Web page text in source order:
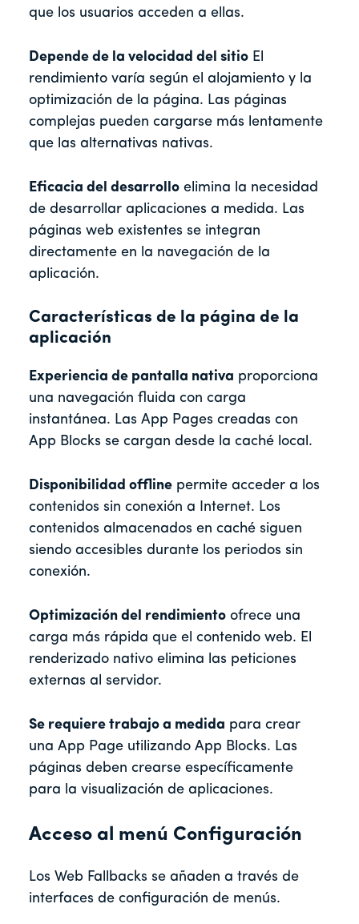
que los usuarios acceden a ellas.
Depende de la velocidad del sitio El
rendimiento varía según el alojamiento y la
optimización de la página. Las páginas
complejas pueden cargarse más lentamente
que las alternativas nativas.
Eficacia del desarrollo elimina la necesidad
de desarrollar aplicaciones a medida. Las
páginas web existentes se integran
directamente en la navegación de la
aplicación.
Características de la página de la
aplicación
Experiencia de pantalla nativa proporciona
una navegación fluida con carga
instantánea. Las App Pages creadas con
App Blocks se cargan desde la caché local.
Disponibilidad offline permite acceder a los
contenidos sin conexión a Internet. Los
contenidos almacenados en caché siguen
siendo accesibles durante los periodos sin
conexión.
Optimización del rendimiento ofrece una
carga más rápida que el contenido web. El
renderizado nativo elimina las peticiones
externas al servidor.
Se requiere trabajo a medida para crear
una App Page utilizando App Blocks. Las
páginas deben crearse específicamente
para la visualización de aplicaciones.
Acceso al menú Configuración
Los Web Fallbacks se añaden a través de
interfaces de configuración de menús.